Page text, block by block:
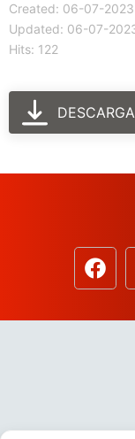
Created: 06-07-2023
Updated: 06-07-
Hits: 122